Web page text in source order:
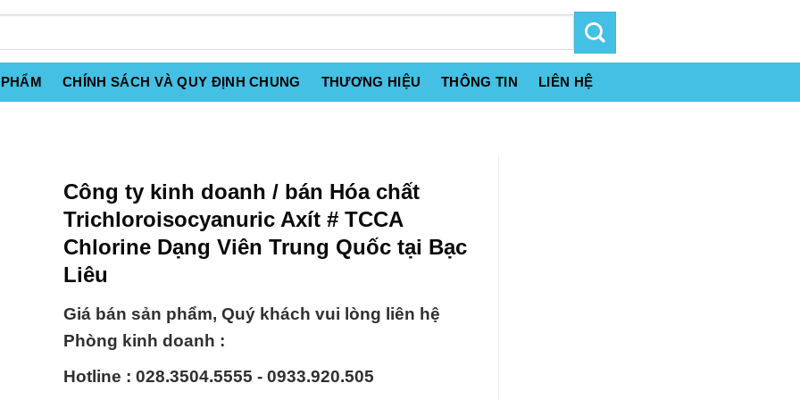
CHÍNH SÁCH VÀ QUY ĐỊNH CHUNG THƯƠNG HIỆU THÔNG TIN LIÊN HỆ
Công ty kinh doanh / bán Hóa chất
Trichloroisocyanuric Axít # TCCA
Chlorine Dạng Viên Trung Quốc tại Bạc
Liêu
Giá bán sản phẩm, Quý khách vui lòng liên hệ
Phòng kinh doanh :
Hotline : 028.3504.5555 - 0933.920.505